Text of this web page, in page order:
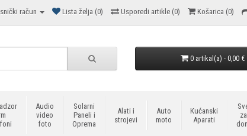
račun Lista želja (0) Usporedi artikle (0) Košarica (0)
0 artikal(a) - 0,00 €
Audio
video
foto
Solarni
Paneli i
Oprema
Alati i
strojevi
Auto
moto
Kućanski
Aparati
za